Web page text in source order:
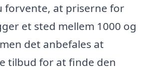
forvente, at priserne for
et sted mellem 1000 og
det anbefales at
tilbud for at finde den